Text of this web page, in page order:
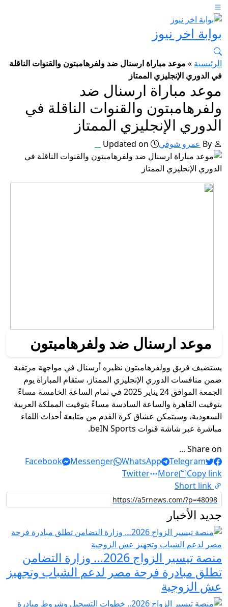
بوابة اخر نيوز
الرئيسية » موعد مباراة ارسنال ضد ولفرهامبتون والقنوات الناقلة
في الدوري الإنجليزي الممتاز
موعد مباراة ارسنال ضد
ولفرهامبتون والقنوات الناقلة في
الدوري الإنجليزي الممتاز
By عمرو شوقي Updated on
موعد ارسنال ضد ولفرهامبتون
يستضيف فريق وولفرهامبتون نظيره أرسنال في مواجهة مرتقبة
ضمن منافسات الدوري الإنجليزي الممتاز، ستقام المباراة يوم
الجمعة الموافق 24 يناير 2025 في تمام الساعة الخامسة مساءً
بتوقيت القاهرة والساعة السادسة مساءً بتوقيت المملكة العربية
السعودية، وسيتمكن عشاق كرة القدم من متابعة أحداث اللقاء
مباشرة عبر شاشة قنوات beIN Sports.
Share on ...
Facebook
Messenger WhatsApp
Telegram
Twitter
More
Copy link
Short link
جديد الأخبار
منصة تيسير الزواج 2026… وزارة التضامن
تطلق مبادرة فرحة مصر لدعم الشباب وتجهيز
عش الزوجية